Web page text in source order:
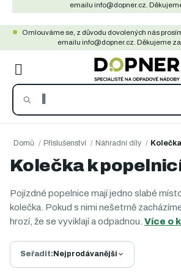
obsah
emailu info@dopner.cz.
Omlouváme se, z důvodu dovolených nás
emailu info@dopner.cz. Děkujeme
Domů / Příslušenství / Náhradní díly / Kolečka
Kolečka k
Pojízdné popelnice mají jedno slabé
kolečka. Pokud s nimi nešetrně
hrozí, že se vyviklají a odpadnou. Více o
Ř
Seřadit: Nejprodávanější